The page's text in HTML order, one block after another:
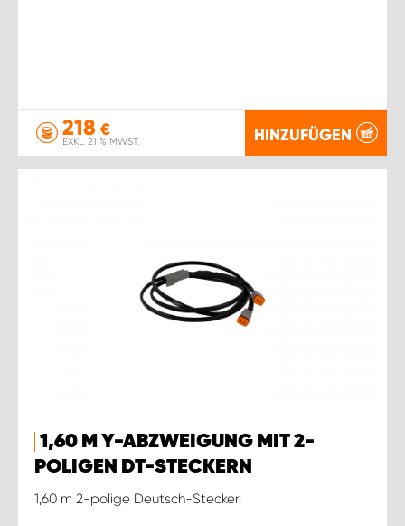
218 €
EXKL. 21 % MWST. HINZUFÜGEN
1,60 M Y-ABZWEIGUNG MIT 2-
POLIGEN DT-STECKERN
1,60 m 2-polige Deutsch-Stecker.